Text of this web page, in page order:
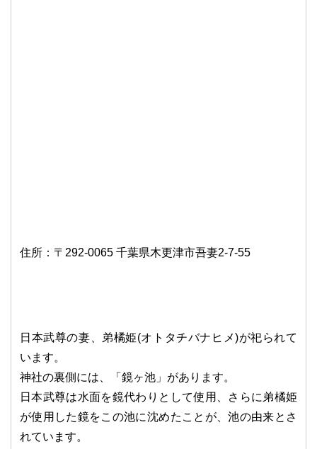
住所：〒292-0065 千葉県木更津市吾妻2-7-55
日本武尊の妻、弟橘姫(オトタチバナヒメ)が祀られて
います。
神社の裏側には、「鏡ヶ池」があります。
日本武尊は水面を鏡代わりとして使用、さらに弟橘姫
が使用した鏡をこの池に沈めたことが、池の由来とさ
れています。